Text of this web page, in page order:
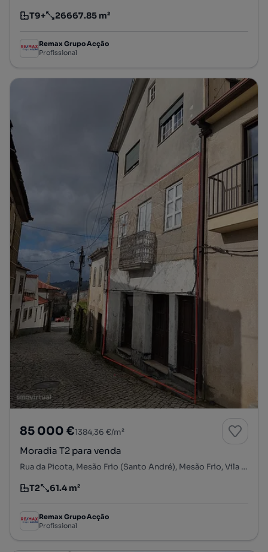
Tipologia
T9+
Preço por metro quadrado
26667.85 m²
Remax Grupo Acção
Profissional
85 000 €1384,36 €/m²
Moradia T2 para venda
Rua da Picota, Mesão Frio (Santo André), Mesão Frio, Vila Real
Tipologia
T2
Preço por metro quadrado
61.4 m²
Remax Grupo Acção
Profissional